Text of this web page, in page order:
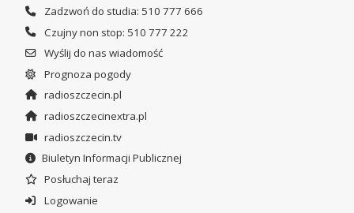
Zadzwoń do studia: 510 777 666
Czujny non stop: 510 777 222
Wyślij do nas wiadomość
Prognoza pogody
radioszczecin.pl
radioszczecinextra.pl
radioszczecin.tv
Biuletyn Informacji Publicznej
Posłuchaj teraz
Logowanie